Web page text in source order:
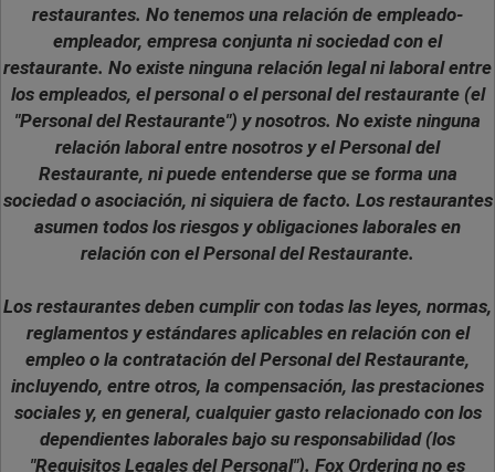
restaurantes. No tenemos una relación de empleado-
empleador, empresa conjunta ni sociedad con el
restaurante. No existe ninguna relación legal ni laboral entre
los empleados, el personal o el personal del restaurante (el
"Personal del Restaurante") y nosotros. No existe ninguna
relación laboral entre nosotros y el Personal del
Restaurante, ni puede entenderse que se forma una
sociedad o asociación, ni siquiera de facto. Los restaurantes
asumen todos los riesgos y obligaciones laborales en
relación con el Personal del Restaurante.
Los restaurantes deben cumplir con todas las leyes, normas,
reglamentos y estándares aplicables en relación con el
empleo o la contratación del Personal del Restaurante,
incluyendo, entre otros, la compensación, las prestaciones
sociales y, en general, cualquier gasto relacionado con los
dependientes laborales bajo su responsabilidad (los
"Requisitos Legales del Personal"). Fox Ordering no es